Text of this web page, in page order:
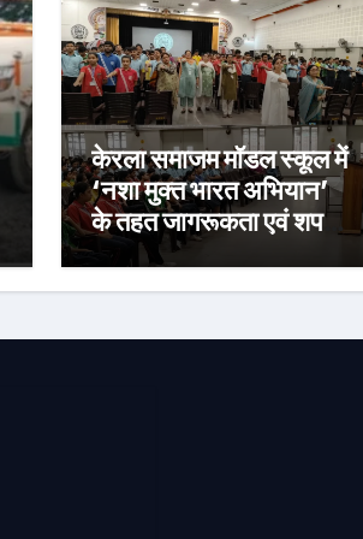
केरला समाजम मॉडल स्कूल में
‘नशा मुक्त भारत अभियान’
के तहत जागरूकता एवं शपथ
कार्यक्रम आयोजित